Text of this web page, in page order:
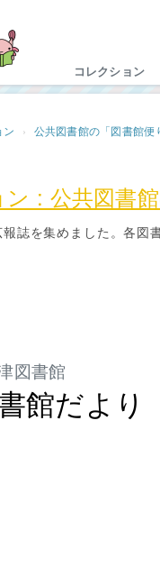
Jcross
コレクション
ン 公共図書館の「図書館便
: 公共図書
誌を集めました。各図
図書館
館だより